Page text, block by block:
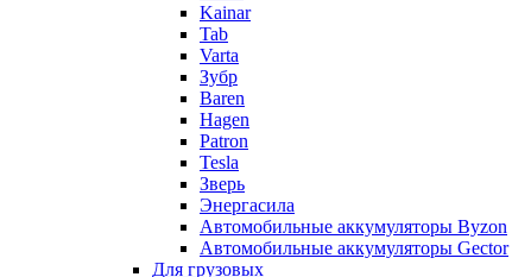
Kainar
Tab
Varta
Зубр
Baren
Hagen
Patron
Tesla
Зверь
Энергасила
Автомобильные аккумуляторы Byzon
Автомобильные аккумуляторы Gector
Для грузовых